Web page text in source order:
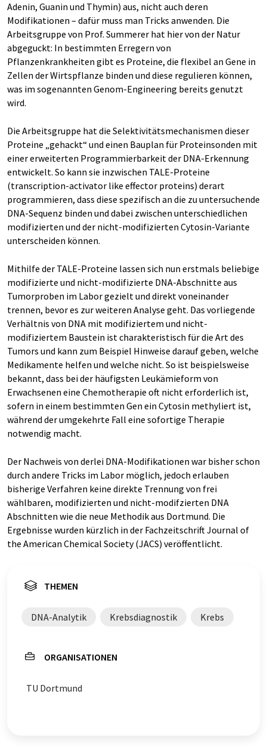
Adenin, Guanin und Thymin) aus, nicht auch deren
Modifikationen – dafür muss man Tricks anwenden. Die
Arbeitsgruppe von Prof. Summerer hat hier von der Natur
abgeguckt: In bestimmten Erregern von
Pflanzenkrankheiten gibt es Proteine, die flexibel an Gene in
Zellen der Wirtspflanze binden und diese regulieren können,
was im sogenannten Genom-Engineering bereits genutzt
wird.
Die Arbeitsgruppe hat die Selektivitätsmechanismen dieser
Proteine „gehackt“ und einen Bauplan für Proteinsonden mit
einer erweiterten Programmierbarkeit der DNA-Erkennung
entwickelt. So kann sie inzwischen TALE-Proteine
(transcription-activator like effector proteins) derart
programmieren, dass diese spezifisch an die zu untersuchende
DNA-Sequenz binden und dabei zwischen unterschiedlichen
modifizierten und der nicht-modifizierten Cytosin-Variante
unterscheiden können.
Mithilfe der TALE-Proteine lassen sich nun erstmals beliebige
modifizierte und nicht-modifizierte DNA-Abschnitte aus
Tumorproben im Labor gezielt und direkt voneinander
trennen, bevor es zur weiteren Analyse geht. Das vorliegende
Verhältnis von DNA mit modifiziertem und nicht-
modifiziertem Baustein ist charakteristisch für die Art des
Tumors und kann zum Beispiel Hinweise darauf geben, welche
Medikamente helfen und welche nicht. So ist beispielsweise
bekannt, dass bei der häufigsten Leukämieform von
Erwachsenen eine Chemotherapie oft nicht erforderlich ist,
sofern in einem bestimmten Gen ein Cytosin methyliert ist,
während der umgekehrte Fall eine sofortige Therapie
notwendig macht.
Der Nachweis von derlei DNA-Modifikationen war bisher schon
durch andere Tricks im Labor möglich, jedoch erlauben
bisherige Verfahren keine direkte Trennung von frei
wählbaren, modifizierten und nicht-modifzierten DNA
Abschnitten wie die neue Methodik aus Dortmund. Die
Ergebnisse wurden kürzlich in der Fachzeitschrift Journal of
the American Chemical Society (JACS) veröffentlicht.
THEMEN
DNA-Analytik Krebsdiagnostik Krebs
ORGANISATIONEN
TU Dortmund